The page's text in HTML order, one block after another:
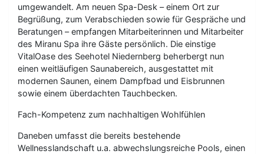
umgewandelt. Am neuen Spa-Desk – einem Ort zur
Begrüßung, zum Verabschieden sowie für Gespräche und
Beratungen – empfangen Mitarbeiterinnen und Mitarbeiter
des Miranu Spa ihre Gäste persönlich. Die einstige
VitalOase des Seehotel Niedernberg beherbergt nun
einen weitläufigen Saunabereich, ausgestattet mit
modernen Saunen, einem Dampfbad und Eisbrunnen
sowie einem überdachten Tauchbecken.
Fach-Kompetenz zum nachhaltigen Wohlfühlen
Daneben umfasst die bereits bestehende
Wellnesslandschaft u.a. abwechslungsreiche Pools, einen